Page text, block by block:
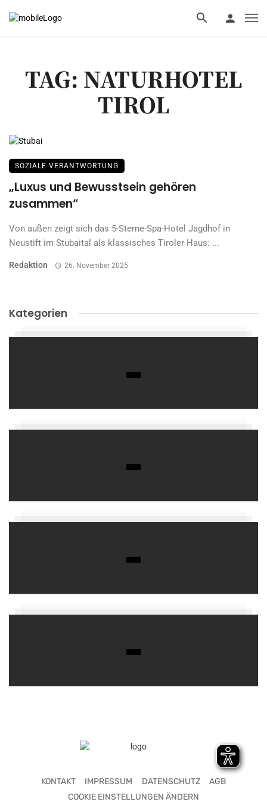
TAG: NATURHOTEL
TIROL
SOZIALE VERANTWORTUNG
„Luxus und Bewusstsein gehören
zusammen“
Von außen zeigt sich das 5-Sterne-Spa-Hotel Jagdhof in
Neustift im Stubaital als klassisches Tiroler Haus: ...
Redaktion 26. November 2025
Kategorien
KONTAKT IMPRESSUM DATENSCHUTZ
AGB
COOKIE EINSTELLUNGEN ÄNDERN